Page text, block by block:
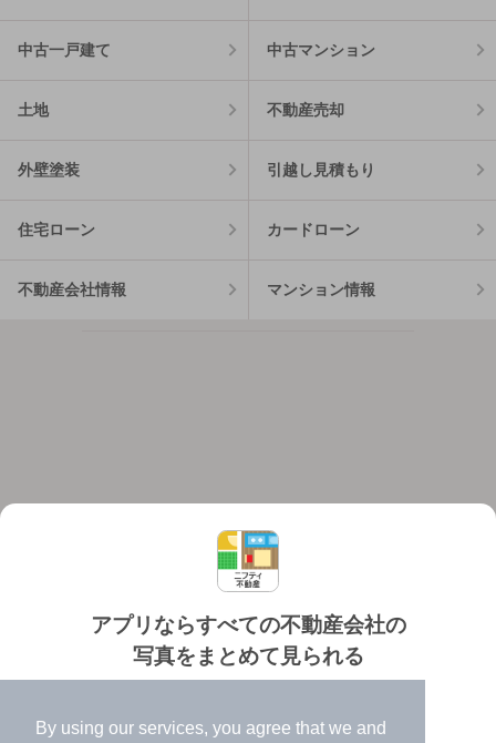
By using our services, you agree that we and
アプリならすべての不動産会社の
写真をまとめて見られる
✔️
高速表示で似た物件も見つけやすい
中古一戸建て 中古マンション
土地 不動産売却
外壁塗装 引越し見積もり
住宅ローン カードローン
不動産会社情報 マンション情報
個人情報保護ポリシー 利用規約